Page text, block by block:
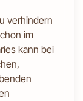
verhindern
im
kann bei